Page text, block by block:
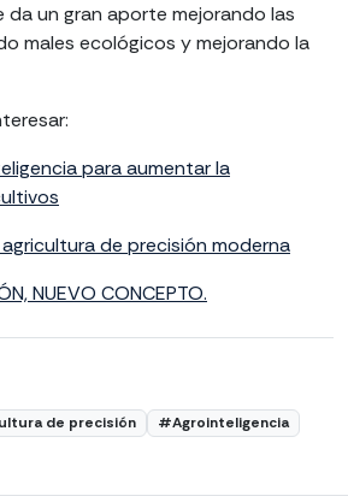
da un gran aporte mejorando las
males ecológicos y mejorando la
para aumentar la
de precisión moderna
NUEVO CONCEPTO.
de precisión #Agrointeligencia